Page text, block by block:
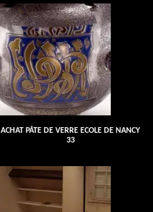
ACHAT PÂTE DE VERRE ECOLE DE NANCY
33